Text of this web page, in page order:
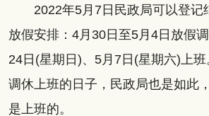
2022年5月7日民政局可以登记
放假安排：4月30日至5月4日放假
24日(星期日)、5月7日(星期六)上
调休上班的日子，民政局也是如此
是上班的。